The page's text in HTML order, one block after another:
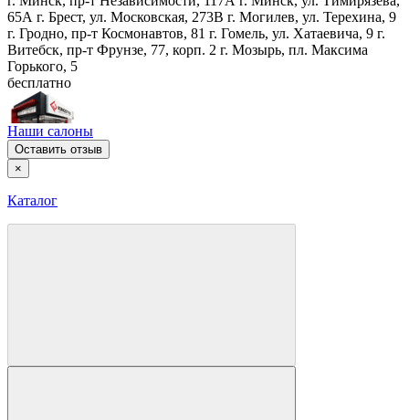
65А г. Брест, ул. Московская, 273В г. Могилев, ул. Терехина, 9
г. Гродно, пр-т Космонавтов, 81 г. Гомель, ул. Хатаевича, 9 г.
Витебск, пр-т Фрунзе, 77, корп. 2 г. Мозырь, пл. Максима
Горького, 5
бесплатно
Наши салоны
Оставить отзыв
×
Каталог